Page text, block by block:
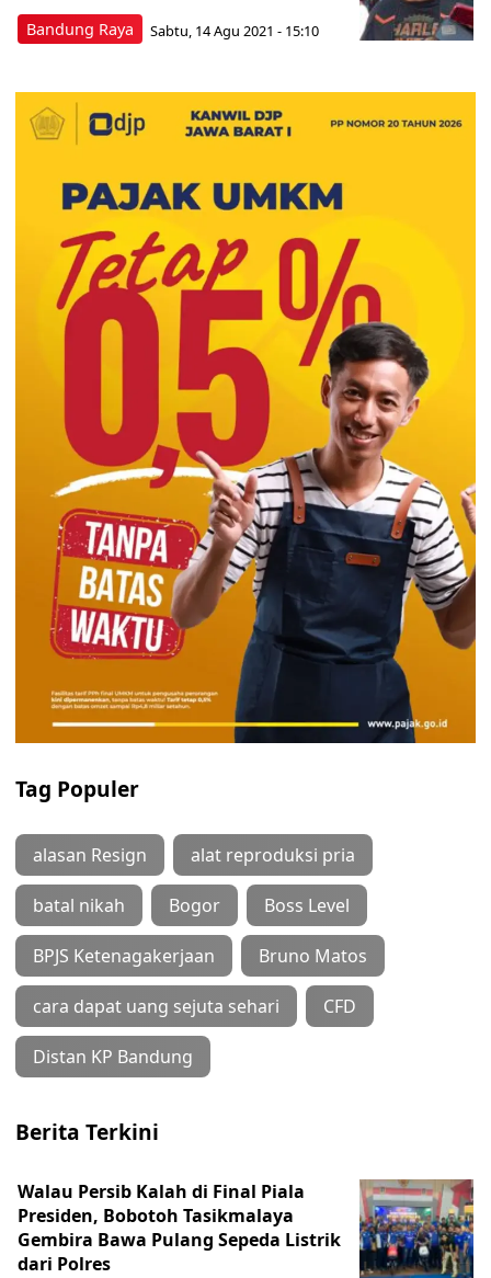
Bandung Raya Sabtu, 14 Agu 2021 - 15:10
Tag Populer
alasan Resign alat reproduksi pria
batal nikah Bogor Boss Level
BPJS Ketenagakerjaan Bruno Matos
cara dapat uang sejuta sehari CFD
Distan KP Bandung
Berita Terkini
Walau Persib Kalah di Final Piala
Presiden, Bobotoh Tasikmalaya
Gembira Bawa Pulang Sepeda Listrik
dari Polres